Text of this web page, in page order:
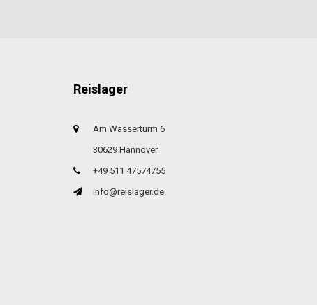
Reislager
Am Wasserturm 6
30629 Hannover
+49 511 47574755
info@reislager.de